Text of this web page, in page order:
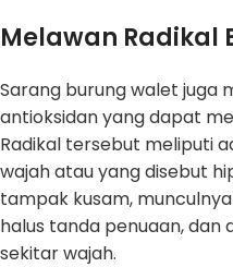
Melawan Radikal
Sarang burung walet juga
antioksidan yang dapat
Radikal tersebut meliputi
wajah atau yang disebut
tampak kusam,
halus tanda penuaan, dan
sekitar wajah.